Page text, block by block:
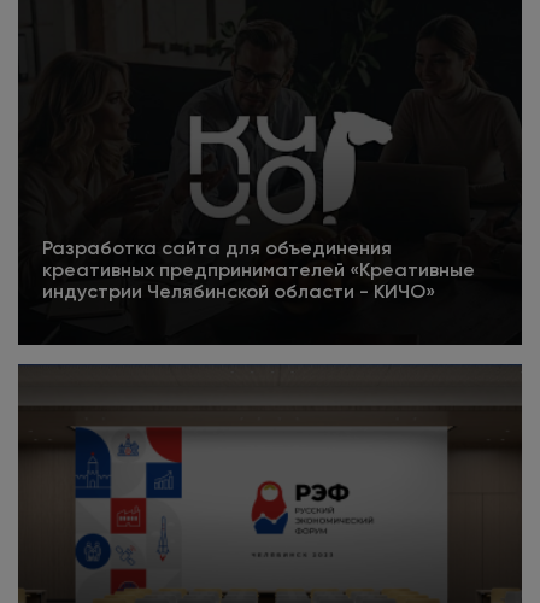
Разработка сайта для объединения
креативных предпринимателей «Креативные
индустрии Челябинской области - КИЧО»
Подробнее 5